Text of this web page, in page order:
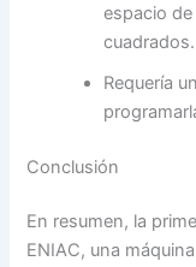
espacio
cuadrados.
Requería
Conclusión
En resumen, la
ENIAC, una